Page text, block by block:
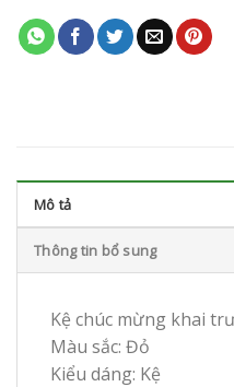
Mô tả
Thông tin bổ sung
Kệ chúc mừng khai
Màu sắc: Đỏ
Kiểu dáng: Kệ